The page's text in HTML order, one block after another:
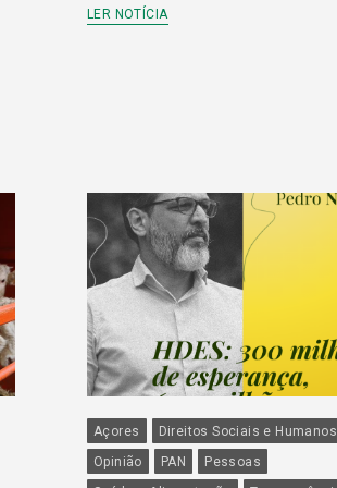
LER NOTÍCIA
Açores
Direitos Sociais e Humanos
Opinião
PAN
Pessoas